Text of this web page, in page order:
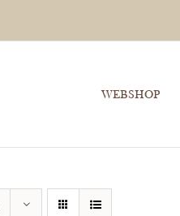
WEBSHOP